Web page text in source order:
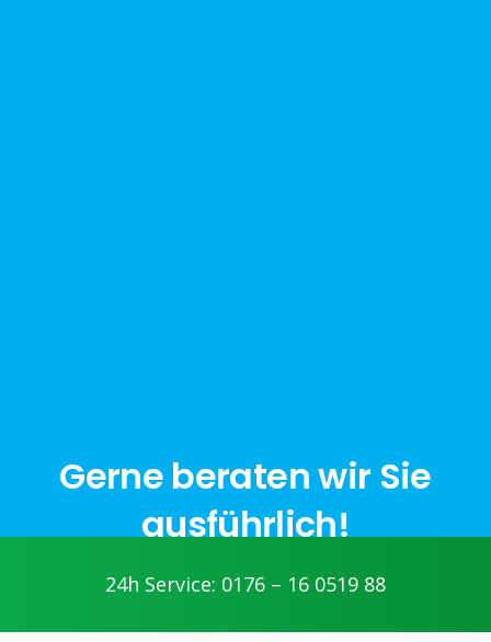
Gerne beraten wir Sie
ausführlich!
24h Service: 0176 – 16 0519 88